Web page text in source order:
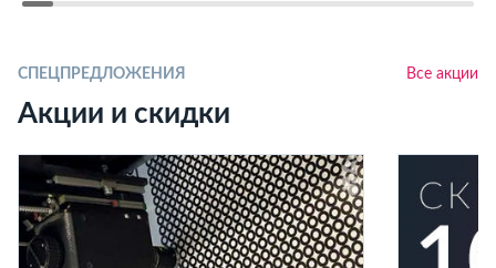
СПЕЦПРЕДЛОЖЕНИЯ Все акции
Акции и скидки